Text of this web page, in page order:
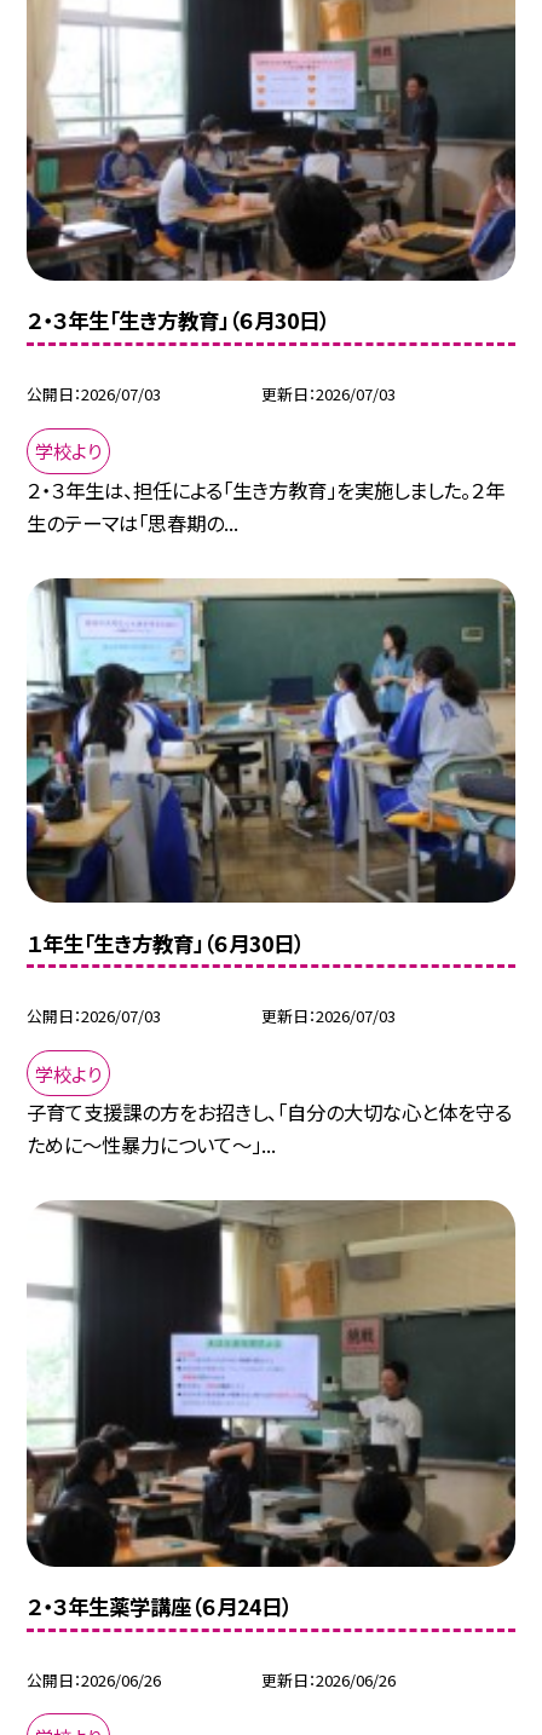
２・３年生「生き方教育」（６月30日）
公開日 2026/07/03 更新日 2026/07/03
学校より
２・３年生は、担任による「生き方教育」を実施しました。２年
生のテーマは「思春期の...
１年生「生き方教育」（６月30日）
公開日 2026/07/03 更新日 2026/07/03
学校より
子育て支援課の方をお招きし、「自分の大切な心と体を守る
ために～性暴力について～」...
２・３年生薬学講座（６月24日）
公開日 2026/06/26 更新日 2026/06/26